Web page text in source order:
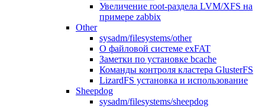
Увеличение root-раздела LVM/XFS на
примере zabbix
Other
sysadm/filesystems/other
О файловой системе exFAT
Заметки по установке bcache
Команды контроля кластера GlusterFS
LizardFS установка и использование
Sheepdog
sysadm/filesystems/sheepdog